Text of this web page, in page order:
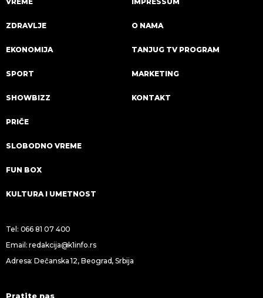
ZDRAVLJE
EKONOMIJA
SPORT
SHOWBIZZ
PRIČE
SLOBODNO VREME
FUN BOX
KULTURA I UMETNOST
O NAMA
TANJUG TV PROGRAM
MARKETING
KONTAKT
Tel: 066 81 07 400
Email:redakcija@k1info.rs
Adresa: Dečanska 12, Beograd, Srbija
Pratite nas